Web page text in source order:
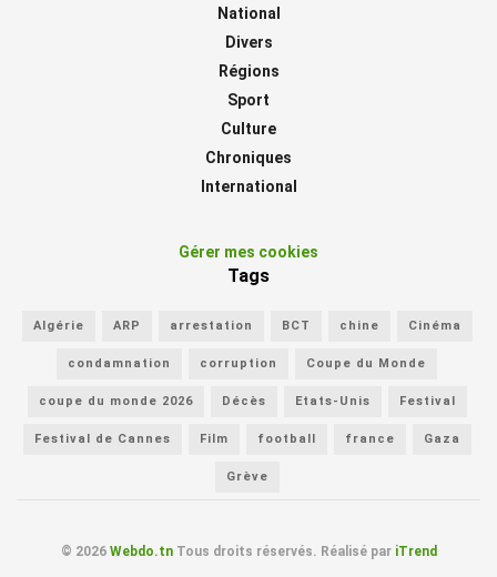
National
Divers
Régions
Sport
Culture
Chroniques
International
Gérer mes cookies
Tags
Algérie ARP arrestation BCT chine Cinéma
condamnation corruption Coupe du Monde
coupe du monde 2026 Décès Etats-Unis Festival
Festival de Cannes Film football france Gaza
Grève
© 2026 Webdo.tnTous droits réservés. Réalisé par iTrend